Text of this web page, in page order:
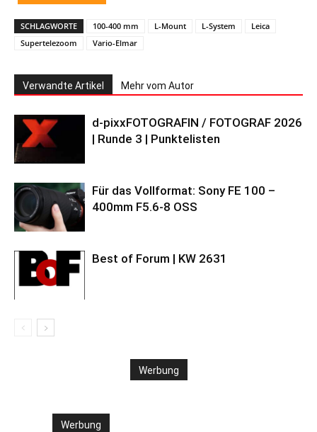
SCHLAGWORTE 100-400 mm L-Mount L-System
Leica
Supertelezoom
Vario-Elmar
Verwandte Artikel Mehr vom Autor
d-pixxFOTOGRAFIN / FOTOGRAF 2026
| Runde 3 | Punktelisten
Für das Vollformat: Sony FE 100 –
400mm F5.6-8 OSS
Best of Forum | KW 2631
Werbung
Werbung